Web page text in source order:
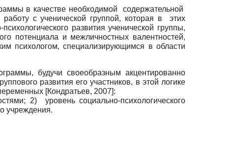
в качестве необходимой содержательной
с ученической группой, которая в этих
развития ученической группы,
потенциала и межличностных валентностей,
психологом, специализирующимся в области
будучи своеобразным акцентированно
развития его участников, в этой логике
[Кондратьев, 2007]:
2) уровень социально-психологического
учреждения.